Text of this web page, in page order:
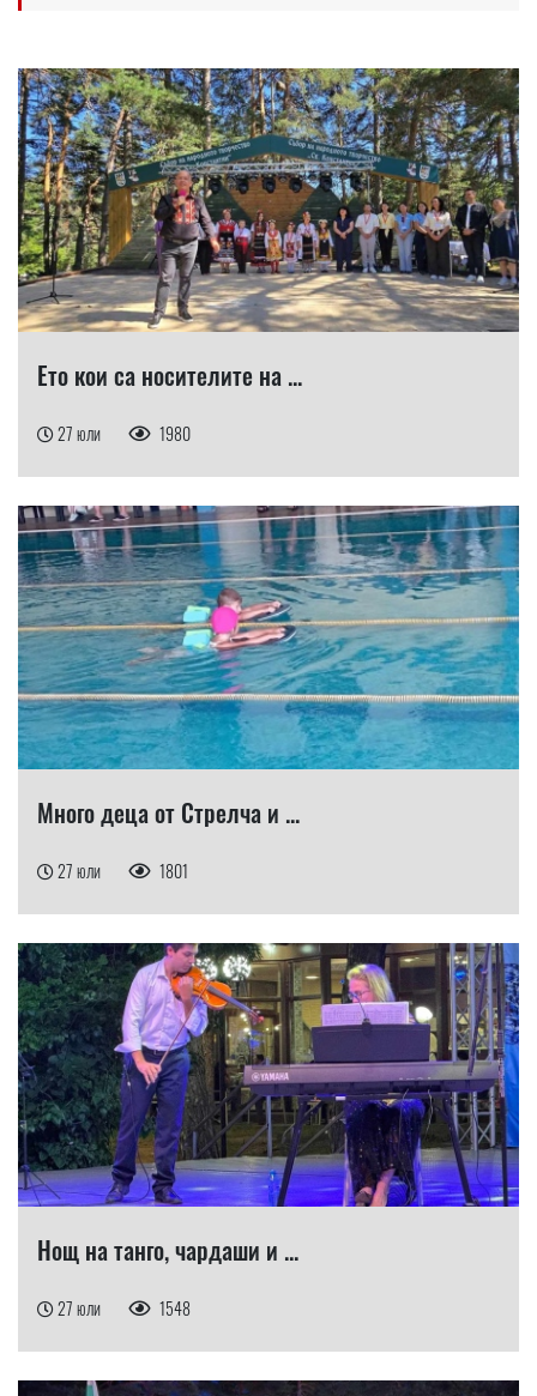
Ето кои са носителите на ...
27 юли 1980
Много деца от Стрелча и ...
27 юли 1801
Нощ на танго, чардаши и ...
27 юли 1548